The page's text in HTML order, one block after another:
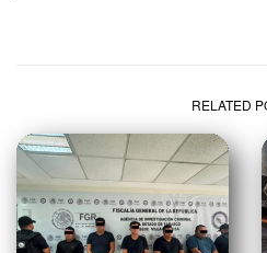
RELATED